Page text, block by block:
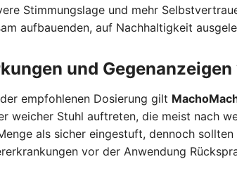
Stimmungslage und mehr
aufbauenden, auf Nachhaltigkeit
und
empfohlenen Dosierung gilt
weicher Stuhl auftreten, die meist nach
als sicher eingestuft, dennoch
vor der Anwendung